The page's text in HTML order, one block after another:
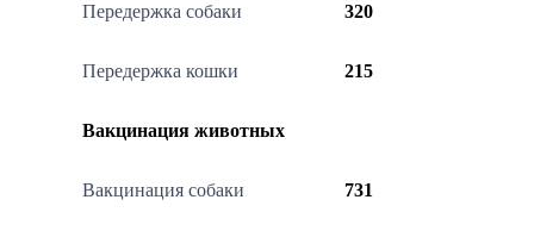
Передержка собаки 320
Передержка кошки 215
Вакцинация животных
Вакцинация собаки 731